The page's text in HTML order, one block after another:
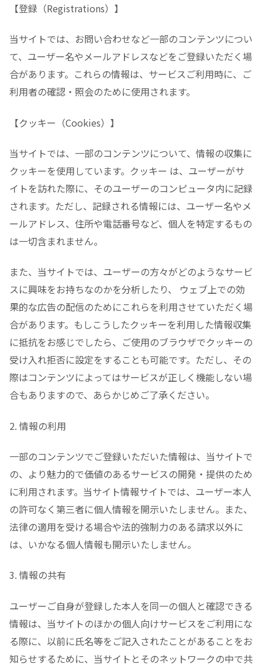
【登録（Registrations）】
当サイトでは、お問い合わせなど一部のコンテンツについ
て、ユーザー名やメールアドレスなどをご登録いただく場
合があります。これらの情報は、サービスご利用時に、ご
利用者の確認・照会のために使用されます。
【クッキー（Cookies）】
当サイトでは、一部のコンテンツについて、情報の収集に
クッキーを使用しています。クッキー は、ユーザーがサ
イトを訪れた際に、そのユーザーのコンピュータ内に記録
されます。ただし、記録される情報には、ユーザー名やメ
ールアドレス、住所や電話番号など、個人を特定するもの
は一切含まれません。
また、当サイトでは、ユーザーの方々がどのようなサービ
スに興味をお持ちなのかを分析したり、 ウェブ上での効
果的な広告の配信のためにこれらを利用させていただく場
合があります。もしこうしたクッキーを利用した情報収集
に抵抗をお感じでしたら、ご使用のブラウザでクッキーの
受け入れ拒否に設定をすることも可能です。ただし、その
際はコンテンツによってはサービスが正しく機能しない場
合もありますので、あらかじめご了承ください。
2. 情報の利用
一部のコンテンツでご登録いただいた情報は、当サイトで
の、より魅力的で価値のあるサービスの開発・提供のため
に利用されます。当サイト情報サイトでは、ユーザー本人
の許可なく第三者に個人情報を開示いたしません。また、
法律の適用を受ける場合や法的強制力のある請求以外に
は、いかなる個人情報も開示いたしません。
3. 情報の共有
ユーザーご自身が登録した本人を同一の個人と確認できる
情報は、当サイトのほかの個人向けサービスをご利用にな
る際に、以前に氏名等をご記入されたことがあることをお
知らせするために、当サイトとそのネットワークの中で共